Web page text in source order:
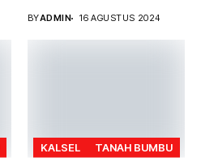
BYADMIN 16 AGUSTUS 2024
KALSEL TANAH BUMBU